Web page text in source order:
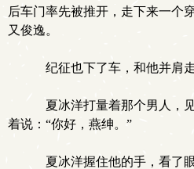
后车门率先被推开，走下来一个
又俊逸。
纪征也下了车，和他并肩
夏冰洋打量着那个男人，
着说：“你好，燕绅。”
夏冰洋握住他的手，看了